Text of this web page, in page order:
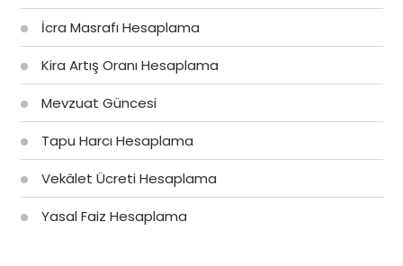
İcra Masrafı Hesaplama
Kira Artış Oranı Hesaplama
Mevzuat Güncesi
Tapu Harcı Hesaplama
Vekâlet Ücreti Hesaplama
Yasal Faiz Hesaplama